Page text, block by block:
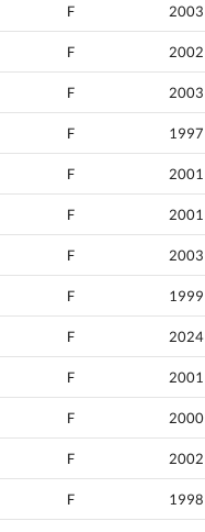
F 2003
F 2002
F 2003
F 1997
F 2001
F 2001
F 2003
F 1999
F 2024
F 2001
F 2000
F 2002
F 1998